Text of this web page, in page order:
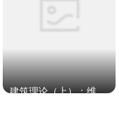
建筑理论（上）：维特鲁威的谬误